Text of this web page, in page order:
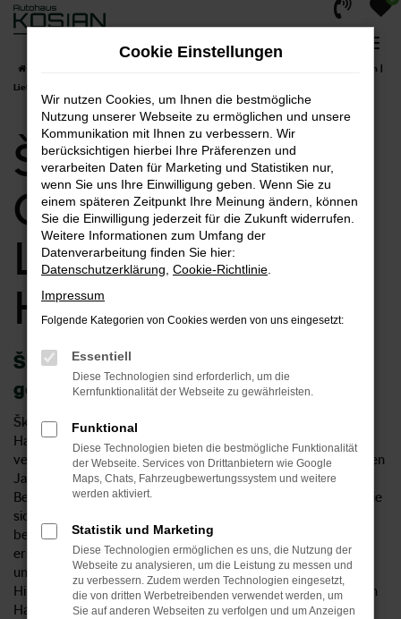
Zum
springen
Škoda Scala Gebrauchtwagen |
Lieferservice nach Hagen
Škoda Scala
Gebrauchtwagen |
Lieferservice nach
Hagen
Škoda Scala Gebrauchtwagen – wie
geschaffen für Hagen
Škoda Scala Gebrauchtwagen sind aus dem Straßenbild von
Hagen nicht wegzudenken. Wir vom Autohaus Kosian
verkaufen Ihnen das entsprechende Modell aus verschiedenen
Jahrgängen und beraten Sie gern hinsichtlich der
Besonderheiten und Möglichkeiten. Unabhängig davon, ob Sie
sich für einen „jungen Gebrauchten“ oder ein etwas
betagteres Modell entscheiden: Sie profitieren stets von der
erstklassigen Qualität unserer Škoda Scala Gebrauchtwagen
und dürfen sich auf viele Jahre Mobilität in Hagen freuen.
Hinzu kommt, dass wir jedes Fahrzeug vor dem Verkauf nach
Hagen einer genauen Prüfung unterziehen. Unser
Cookie Einstellungen
Wir nutzen Cookies, um Ihnen die bestmögliche
Nutzung unserer Webseite zu ermöglichen und unsere
Kommunikation mit Ihnen zu verbessern. Wir
berücksichtigen hierbei Ihre Präferenzen und
verarbeiten Daten für Marketing und Statistiken nur,
wenn Sie uns Ihre Einwilligung geben. Wenn Sie zu
einem späteren Zeitpunkt Ihre Meinung ändern, können
Sie die Einwilligung jederzeit für die Zukunft widerrufen.
Weitere Informationen zum Umfang der
Datenverarbeitung finden Sie hier:
Datenschutzerklärung Cookie-Richtlinie
Impressum
Folgende Kategorien von Cookies werden von uns eingesetzt:
Essentiell
Diese Technologien sind erforderlich, um die
Kernfunktionalität der Webseite zu gewährleisten.
Funktional
Diese Technologien bieten die bestmögliche Funktionalität
der Webseite. Services von Drittanbietern wie Google
Maps, Chats, Fahrzeugbewertungssystem und weitere
werden aktiviert.
Statistik und Marketing
Diese Technologien ermöglichen es uns, die Nutzung der
Webseite zu analysieren, um die Leistung zu messen und
zu verbessern. Zudem werden Technologien eingesetzt,
die von dritten Werbetreibenden verwendet werden, um
Sie auf anderen Webseiten zu verfolgen und um Anzeigen